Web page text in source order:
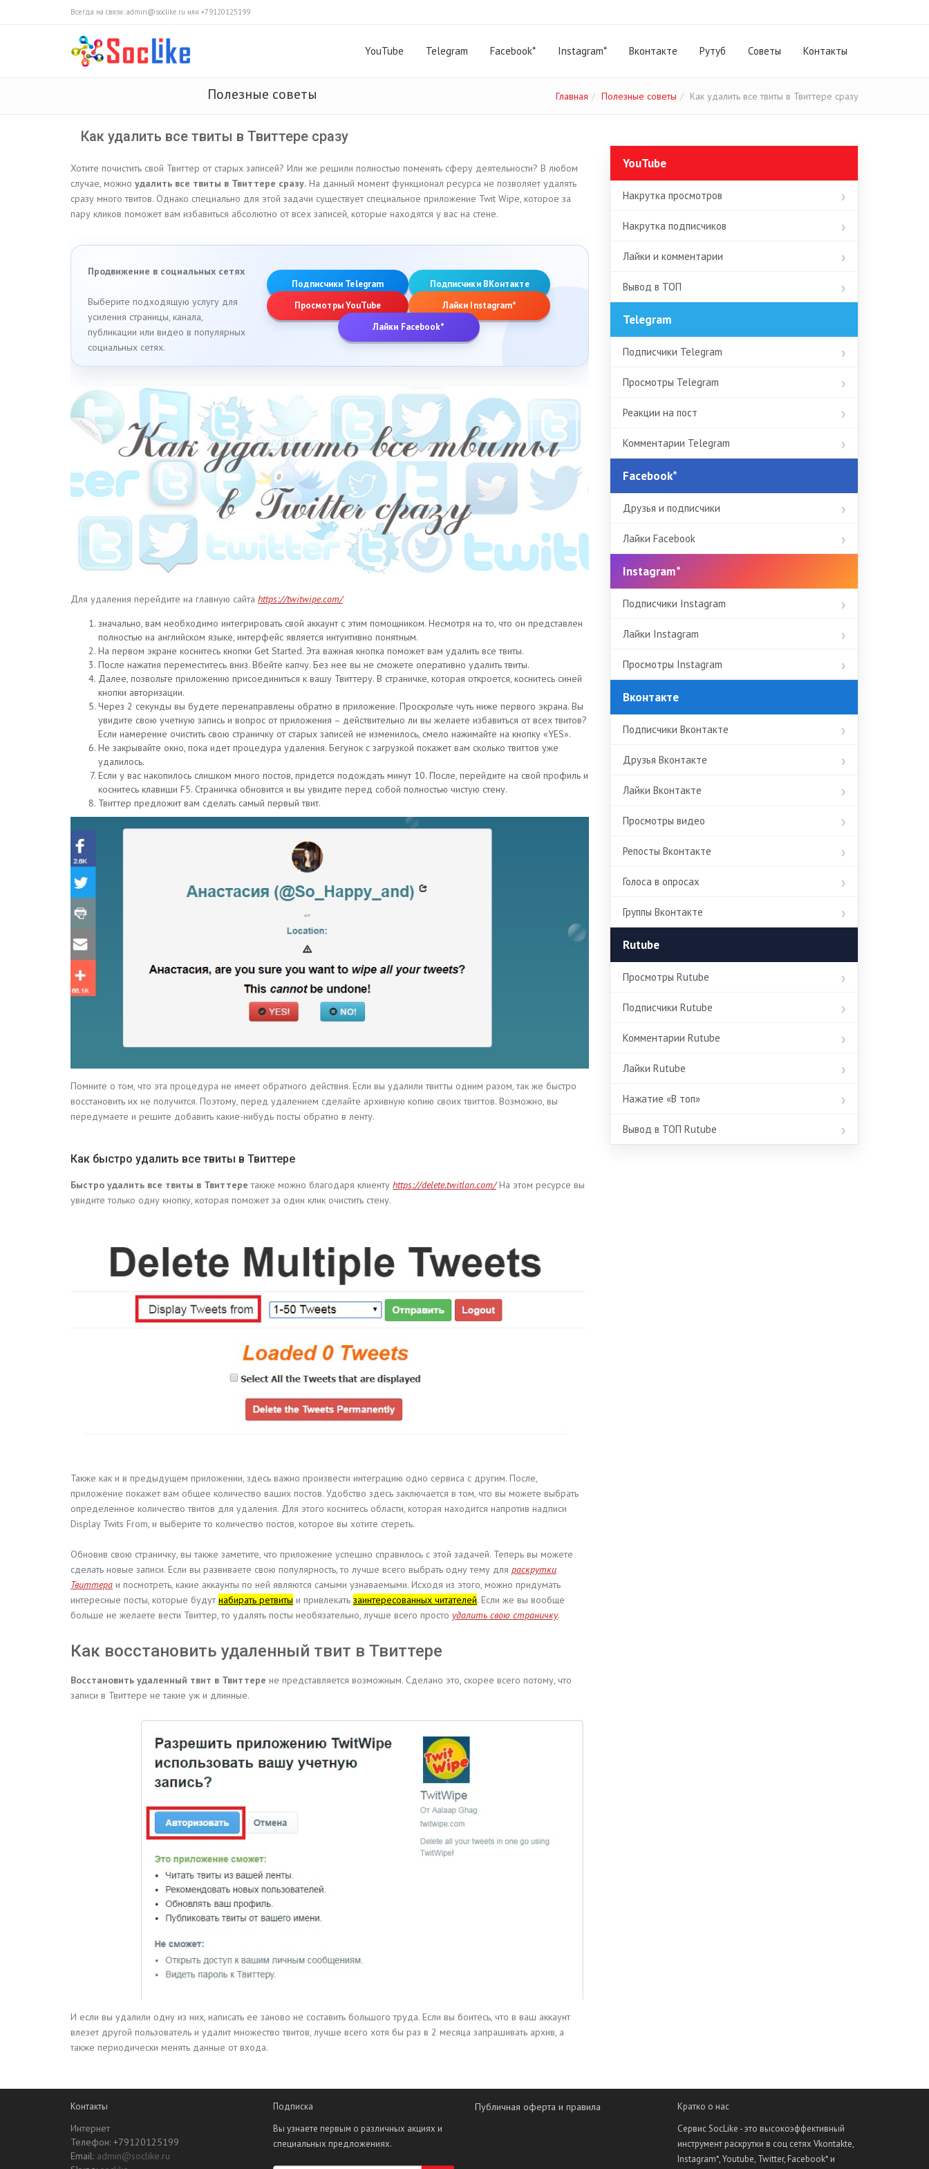
Всегда на связи: admin@soclike.ru или +79120125199
YouTube Telegram Facebook* Instagram* Вконтакте Рутуб Cоветы Контакты
Полезные советы Главная Полезные советы Как удалить все твиты в Твиттере сразу
Как удалить все твиты в Твиттере сразу
Хотите почистить свой Твиттер от старых записей? Или же решили полностью поменять сферу деятельности? В любом
случае, можно удалить все твиты в Твиттере сразу. На данный момент функционал ресурса не позволяет удалять
сразу много твитов. Однако специально для этой задачи существует специальное приложение Twit Wipe, которое за
пару кликов поможет вам избавиться абсолютно от всех записей, которые находятся у вас на стене.
Продвижение в социальных сетях
Выберите подходящую услугу для
усиления страницы, канала,
публикации или видео в популярных
социальных сетях.
Подписчики Telegram
Подписчики ВКонтакте
Просмотры YouTube
Лайки Instagram*
Лайки Facebook*
Для удаления перейдите на главную сайта https://twitwipe.com/
значально, вам необходимо интегрировать свой аккаунт с этим помощником. Несмотря на то, что он представлен
полностью на английском языке, интерфейс является интуитивно понятным.
На первом экране коснитесь кнопки Get Started. Эта важная кнопка поможет вам удалить все твиты.
После нажатия переместитесь вниз. Вбейте капчу. Без нее вы не сможете оперативно удалить твиты.
Далее, позвольте приложению присоединиться к вашу Твиттеру. В страничке, которая откроется, коснитесь синей
кнопки авторизации.
Через 2 секунды вы будете перенаправлены обратно в приложение. Проскрольте чуть ниже первого экрана. Вы
увидите свою учетную запись и вопрос от приложения – действительно ли вы желаете избавиться от всех твитов?
Если намерение очистить свою страничку от старых записей не изменилось, смело нажимайте на кнопку «YES».
Не закрывайте окно, пока идет процедура удаления. Бегунок с загрузкой покажет вам сколько твиттов уже
удалилось.
Если у вас накопилось слишком много постов, придется подождать минут 10. После, перейдите на свой профиль и
коснитесь клавиши F5. Страничка обновится и вы увидите перед собой полностью чистую стену.
Твиттер предложит вам сделать самый первый твит.
Помните о том, что эта процедура не имеет обратного действия. Если вы удалили твитты одним разом, так же быстро
восстановить их не получится. Поэтому, перед удалением сделайте архивную копию своих твиттов. Возможно, вы
передумаете и решите добавить какие-нибудь посты обратно в ленту.
Как быстро удалить все твиты в Твиттере
Быстро удалить все твиты в Твиттере также можно благодаря клиенту https://delete.twitlan.com/На этом ресурсе вы
увидите только одну кнопку, которая поможет за один клик очистить стену.
Также как и в предыдущем приложении, здесь важно произвести интеграцию одно сервиса с другим. После,
приложение покажет вам общее количество ваших постов. Удобство здесь заключается в том, что вы можете выбрать
определенное количество твитов для удаления. Для этого коснитесь области, которая находится напротив надписи
Display Twits From, и выберите то количество постов, которое вы хотите стереть.
Обновив свою страничку, вы также заметите, что приложение успешно справилось с этой задачей. Теперь вы можете
сделать новые записи. Если вы развиваете свою популярность, то лучше всего выбрать одну тему для раскрутки
Твиттера и посмотреть, какие аккаунты по ней являются самыми узнаваемыми. Исходя из этого, можно придумать
интересные посты, которые будутнабирать ретвиты и привлекать заинтересованных читателей. Если же вы вообще
больше не желаете вести Твиттер, то удалять посты необязательно, лучше всего просто удалить свою страничку.
Как восстановить удаленный твит в Твиттере
Восстановить удаленный твит в Твиттере не представляется возможным. Сделано это, скорее всего потому, что
записи в Твиттере не такие уж и длинные.
И если вы удалили одну из них, написать ее заново не составить большого труда. Если вы боитесь, что в ваш аккаунт
влезет другой пользователь и удалит множество твитов, лучше всего хотя бы раз в 2 месяца запрашивать архив, а
также периодически менять данные от входа.
YouTube
Накрутка просмотров
Накрутка подписчиков
Лайки и комментарии
Вывод в ТОП
Telegram
Подписчики Telegram
Просмотры Telegram
Реакции на пост
Комментарии Telegram
Facebook*
Друзья и подписчики
Лайки Facebook
Instagram*
Подписчики Instagram
Лайки Instagram
Просмотры Instagram
Вконтакте
Подписчики Вконтакте
Друзья Вконтакте
Лайки Вконтакте
Просмотры видео
Репосты Вконтакте
Голоса в опросах
Группы Вконтакте
Rutube
Просмотры Rutube
Подписчики Rutube
Комментарии Rutube
Лайки Rutube
Нажатие «В топ»
Вывод в ТОП Rutube
Контакты
Интернет
Телефон: +79120125199
Email: admin@soclike.ru
Подписка
Вы узнаете первым о различных акциях и
специальных предложениях.
Публичная оферта и правила
Кратко о нас
Сервис SocLike - это высокоэффективный
инструмент раскрутки в соц сетях Vkontakte,
Instagram*, Youtube, Twitter, Facebook* и